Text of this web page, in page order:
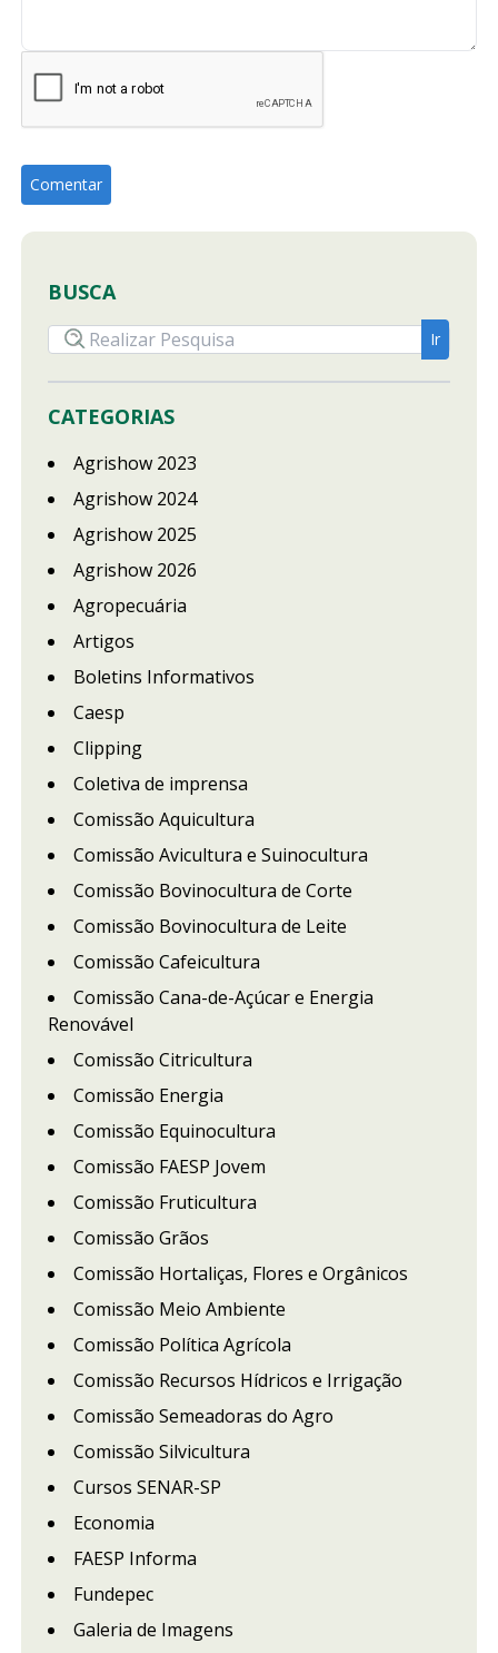
BUSCA
CATEGORIAS
Agrishow 2023
Agrishow 2024
Agrishow 2025
Agrishow 2026
Agropecuária
Artigos
Boletins Informativos
Caesp
Clipping
Coletiva de imprensa
Comissão Aquicultura
Comissão Avicultura e Suinocultura
Comissão Bovinocultura de Corte
Comissão Bovinocultura de Leite
Comissão Cafeicultura
Comissão Cana-de-Açúcar e Energia
Renovável
Comissão Citricultura
Comissão Energia
Comissão Equinocultura
Comissão FAESP Jovem
Comissão Fruticultura
Comissão Grãos
Comissão Hortaliças, Flores e Orgânicos
Comissão Meio Ambiente
Comissão Política Agrícola
Comissão Recursos Hídricos e Irrigação
Comissão Semeadoras do Agro
Comissão Silvicultura
Cursos SENAR-SP
Economia
FAESP Informa
Fundepec
Galeria de Imagens